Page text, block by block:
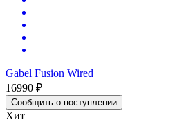
Gabel Fusion Wired
16990 ₽
Сообщить о поступлении
Хит